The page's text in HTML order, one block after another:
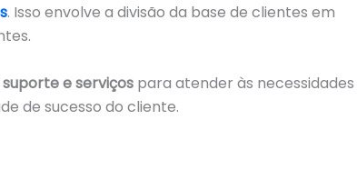
. Isso envolve a divisão da base de clientes em
e serviços para atender às necessidades
de sucesso do cliente.